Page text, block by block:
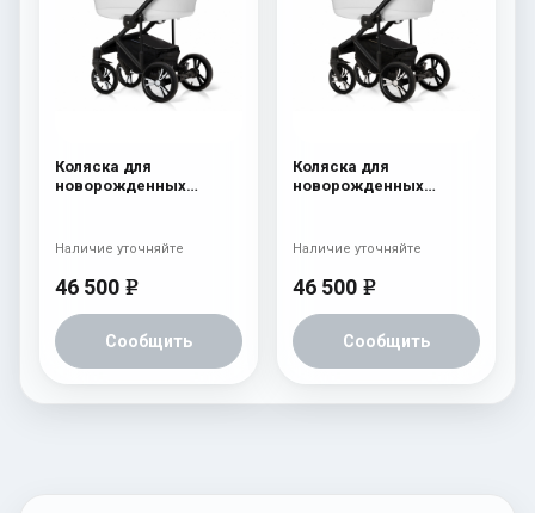
Коляска для
новорожденных
46 500 e
Сообщить
Наличие уточняйте
Коляска для
новорожденных
46 500 e
Сообщить
Наличие уточняйте